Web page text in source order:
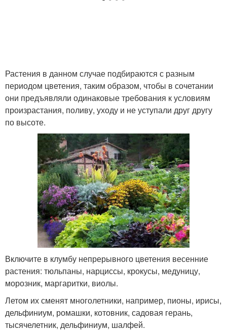
Растения в данном случае подбираются с разным
периодом цветения, таким образом, чтобы в сочетании
они предъявляли одинаковые требования к условиям
произрастания, поливу, уходу и не уступали друг другу
по высоте.
Включите в клумбу непрерывного цветения весенние
растения: тюльпаны, нарциссы, крокусы, медуницу,
морозник, маргаритки, виолы.
Летом их сменят многолетники, например, пионы, ирисы,
дельфиниум, ромашки, котовник, садовая герань,
тысячелетник, дельфиниум, шалфей.